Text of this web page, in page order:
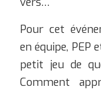
Pour cet
en équipe, PEP
petit jeu de
Comment